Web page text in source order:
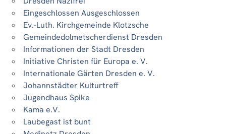
Eingeschlossen Ausgeschlossen
Ev.-Luth. Kirchgemeinde Klotzsche
Gemeindedolmetscherdienst Dresden
Informationen der Stadt Dresden
Initiative Christen für Europa e. V.
Internationale Gärten Dresden e. V.
Johannstädter Kulturtreff
Jugendhaus Spike
Kama e.V.
Laubegast ist bunt